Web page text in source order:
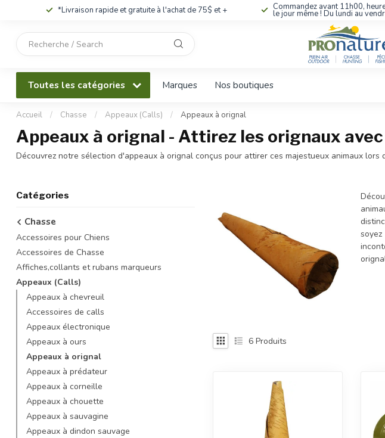
*Livraison rapide et gratuite à l'achat de 75$ et + Commandez avant 11h00,
le jour même ! Du lundi au
et
pour
le
disponible.
accéder
tactiles
peuvent
Toutes les catégories Marques Nos boutiques
Accueil / Chasse / Appeaux (Calls) / Appeaux à orignal
Appeaux à orignal - Attirez les orignaux
Découvrez notre sélection d'appeaux à orignal conçus pour attirer ces majestueux animaux lors
Catégories
Chasse
Accessoires pour Chiens
Accessoires de Chasse
Affiches,collants et rubans marqueurs
Appeaux (Calls)
Appeaux à chevreuil
Accessoires de calls
Appeaux électronique
Appeaux à ours
Appeaux à orignal
Appeaux à prédateur
Appeaux à corneille
Appeaux à chouette
Appeaux à sauvagine
Appeaux à dindon sauvage
6 Produits